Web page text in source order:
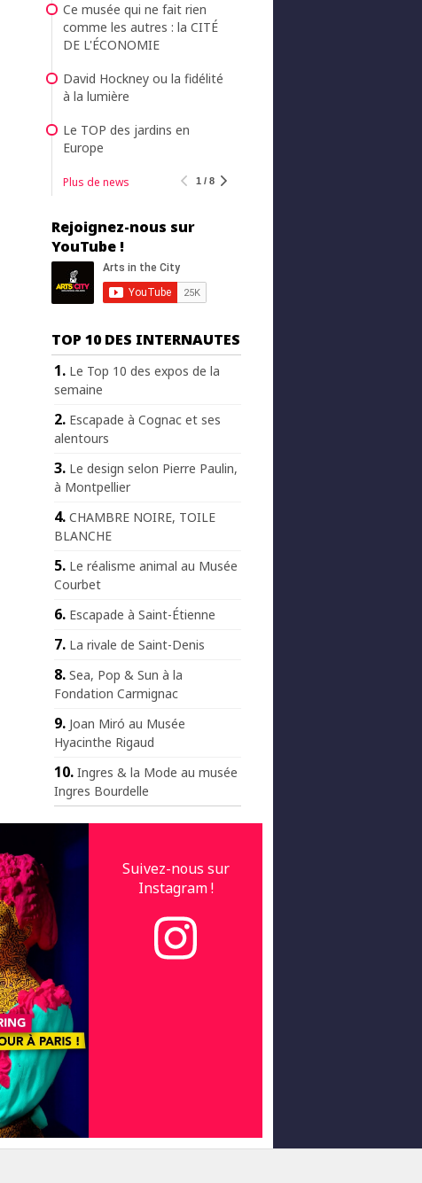
Ce musée qui ne fait rien
comme les autres : la CITÉ
DE L'ÉCONOMIE
David Hockney ou la fidélité
à la lumière
Le TOP des jardins en
Europe
Plus de news 1 / 8
Rejoignez-nous sur
YouTube !
TOP 10 DES INTERNAUTES
Le Top 10 des expos de la
semaine
Escapade à Cognac et ses
alentours
Le design selon Pierre Paulin,
à Montpellier
CHAMBRE NOIRE, TOILE
BLANCHE
Le réalisme animal au Musée
Courbet
Escapade à Saint-Étienne
La rivale de Saint-Denis
Sea, Pop & Sun à la
Fondation Carmignac
Joan Miró au Musée
Hyacinthe Rigaud
Ingres & la Mode au musée
Ingres Bourdelle
Suivez-nous sur
Instagram !